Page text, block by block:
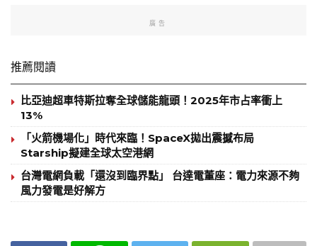
廣告
推薦閱讀
比亞迪超車特斯拉奪全球儲能龍頭！2025年市占率衝上
13%
「火箭機場化」時代來臨！SpaceX拋出震撼布局
Starship擬建全球太空港網
台灣電網負載「還沒到臨界點」 台達電董座：電力來源不夠
風力發電是好解方